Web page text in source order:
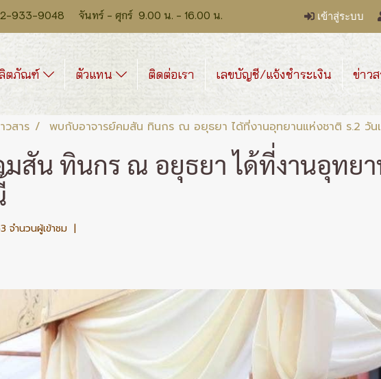
933-9048 จันทร์ - ศุกร์ 9.00 น. - 16.00 น. เข้าสู่ระบบ
ตภัณฑ์ ตัวแทน ติดต่อเรา เลขบัญชี/แจ้งชำระเงิน ข่าว
วสาร พบกับอาจารย์คมสัน ทินกร ณ อยุธยา ได้ที่งานอุทยานแห่งชาติ ร.2 วัน
สัน ทินกร ณ อยุธยา ได้ที่งานอุทยา
จำนวนผู้เข้าชม |